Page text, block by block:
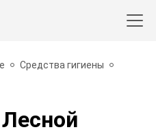
Средства гигиены